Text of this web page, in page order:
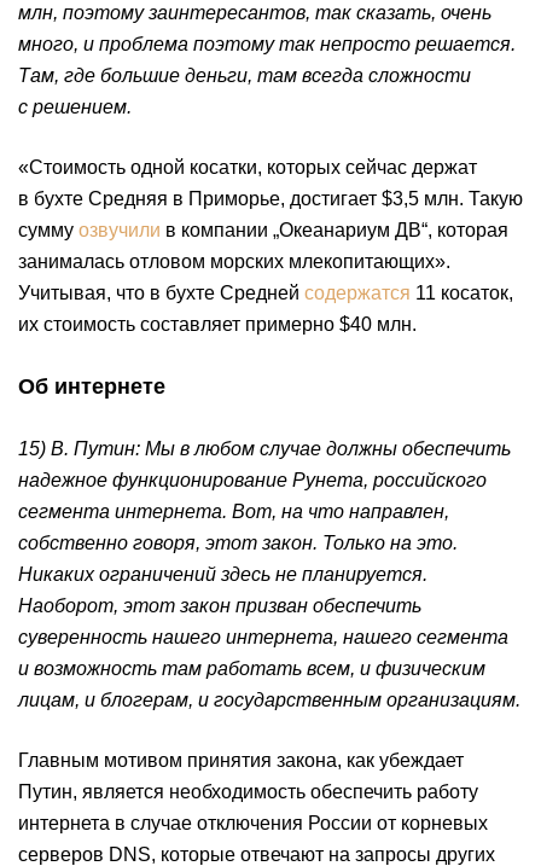
млн, поэтому заинтересантов, так сказать, очень
много, и проблема поэтому так непросто решается.
Там, где большие деньги, там всегда сложности
с решением.
«Стоимость одной косатки, которых сейчас держат
в бухте Средняя в Приморье, достигает $3,5 млн. Такую
сумму озвучили в компании „Океанариум ДВ“, которая
занималась отловом морских млекопитающих».
Учитывая, что в бухте Средней содержатся 11 косаток,
их стоимость составляет примерно $40 млн.
Об интернете
15) В. Путин: Мы в любом случае должны обеспечить
надежное функционирование Рунета, российского
сегмента интернета. Вот, на что направлен,
собственно говоря, этот закон. Только на это.
Никаких ограничений здесь не планируется.
Наоборот, этот закон призван обеспечить
суверенность нашего интернета, нашего сегмента
и возможность там работать всем, и физическим
лицам, и блогерам, и государственным организациям.
Главным мотивом принятия закона, как убеждает
Путин, является необходимость обеспечить работу
интернета в случае отключения России от корневых
серверов DNS, которые отвечают на запросы других